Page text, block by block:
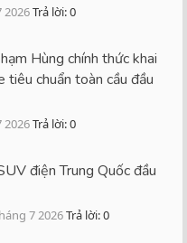
2026Trả lời: 0
Hùng chính thức khai
chuẩn toàn cầu đầu
2026Trả lời: 0
điện Trung Quốc đầu
7 2026Trả lời: 0